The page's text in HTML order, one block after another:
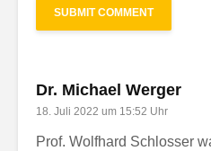
Dr. Michael Werger
18. Juli 2022 um 15:52 Uhr
Prof. Wolfhard Schlosser